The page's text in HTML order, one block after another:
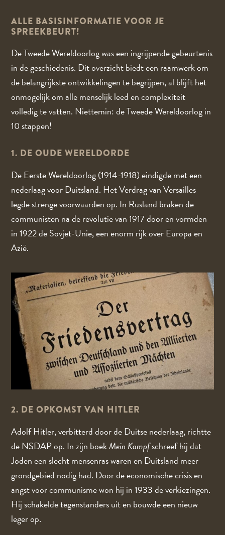
ALLE BASISINFORMATIE VOOR JE
SPREEKBEURT!
De Tweede Wereldoorlog was een ingrijpende gebeurtenis
in de geschiedenis. Dit overzicht biedt een raamwerk om
de belangrijkste ontwikkelingen te begrijpen, al blijft het
onmogelijk om alle menselijk leed en complexiteit
volledig te vatten. Niettemin: de Tweede Wereldoorlog in
10 stappen!
1. DE OUDE WERELDORDE
De Eerste Wereldoorlog (1914-1918) eindigde met een
nederlaag voor Duitsland. Het Verdrag van Versailles
legde strenge voorwaarden op. In Rusland braken de
communisten na de revolutie van 1917 door en vormden
in 1922 de Sovjet-Unie, een enorm rijk over Europa en
Azië.
2. DE OPKOMST VAN HITLER
Adolf Hitler, verbitterd door de Duitse nederlaag, richtte
de NSDAP op. In zijn boekMein Kampfschreef hij dat
Joden een slecht mensenras waren en Duitsland meer
grondgebied nodig had. Door de economische crisis en
angst voor communisme won hij in 1933 de verkiezingen.
Hij schakelde tegenstanders uit en bouwde een nieuw
leger op.